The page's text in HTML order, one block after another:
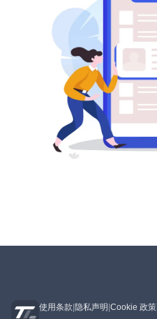
使用条款 隐私声明 Cookie 政策